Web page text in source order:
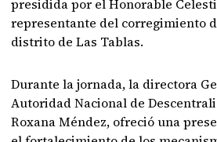
presidida por el Honorable
representante del corregimiento
distrito de Las Tablas.
Durante la jornada, la directora
Autoridad Nacional de
Roxana Méndez, ofreció una